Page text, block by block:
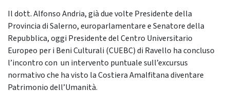
Il dott. Alfonso Andria, già due volte Presidente della
Provincia di Salerno, europarlamentare e Senatore della
Repubblica, oggi Presidente del Centro Universitario
Europeo per i Beni Culturali (CUEBC) di Ravello ha concluso
l’incontro con un intervento puntuale sull’excursus
normativo che ha visto la Costiera Amalfitana diventare
Patrimonio dell’Umanità.